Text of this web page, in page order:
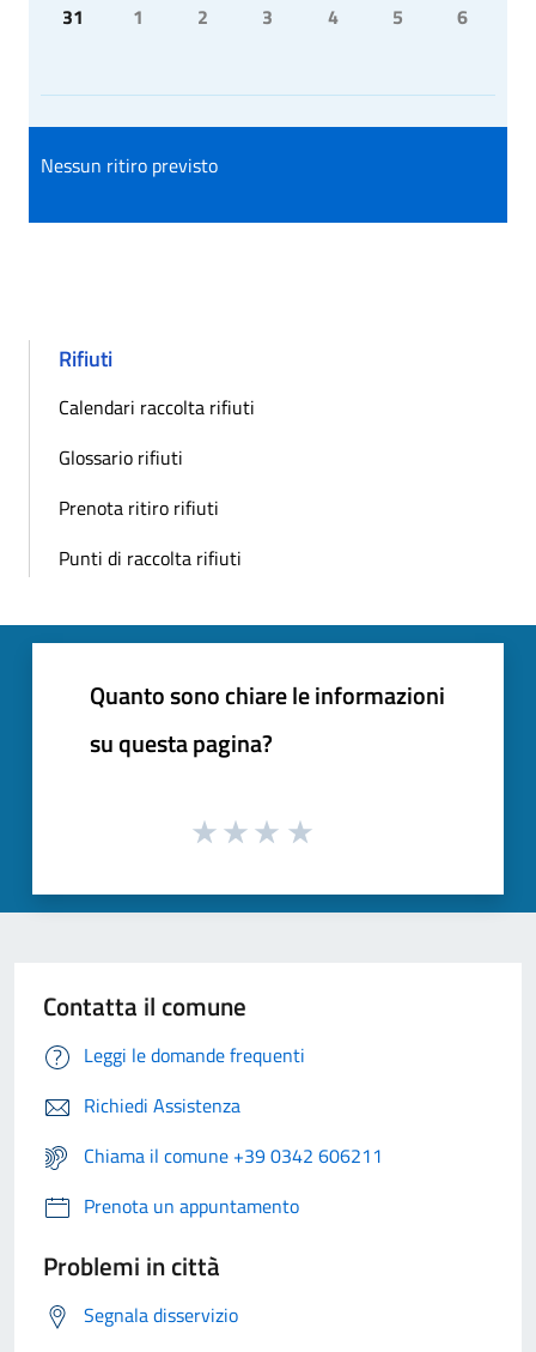
31 1 2 3 4 5 6
Nessun ritiro previsto
Rifiuti
Calendari raccolta rifiuti
Glossario rifiuti
Prenota ritiro rifiuti
Punti di raccolta rifiuti
Quanto sono chiare le informazioni
su questa pagina?
Contatta il comune
Leggi le domande frequenti
Richiedi Assistenza
Chiama il comune +39 0342 606211
Prenota un appuntamento
Problemi in città
Segnala disservizio